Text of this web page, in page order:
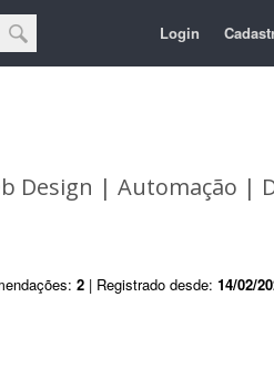
Login
Design | Automação |
2 | Registrado desde: 14/02/